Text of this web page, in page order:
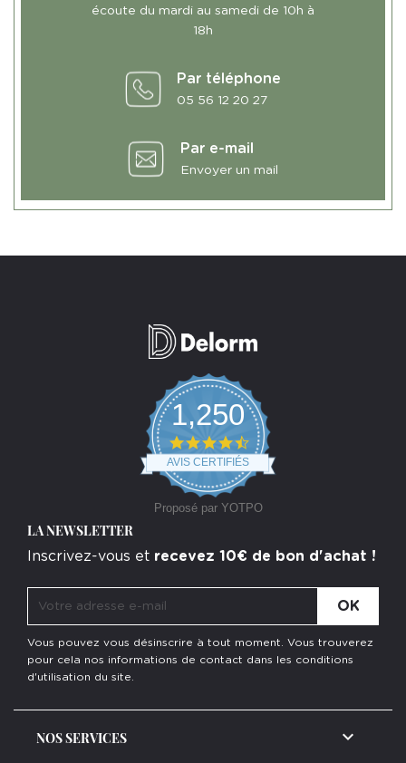
écoute du mardi au samedi de 10h à
18h
Par téléphone
05 56 12 20 27
Par e-mail
Envoyer un mail
1,250
4.7
star
rating
AVIS CERTIFIÉS
Proposé par YOTPO
LA NEWSLETTER
Inscrivez-vous et recevez 10€ de bon d'achat !
Vous pouvez vous désinscrire à tout moment. Vous trouverez
pour cela nos informations de contact dans les conditions
d'utilisation du site.
NOS SERVICES 